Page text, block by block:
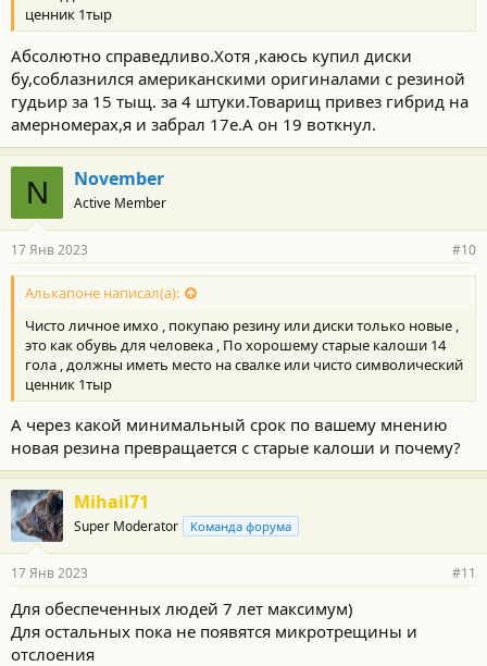
ценник 1тыр
Абсолютно справедливо.Хотя ,каюсь купил диски
бу,соблазнился американскими оригиналами с резиной
гудьир за 15 тыщ. за 4 штуки.Товарищ привез гибрид на
амерномерах,я и забрал 17е.А он 19 воткнул.
N November
Active Member
17 Янв 2023 #10
Алькапоне написал(а):
Чисто личное имхо , покупаю резину или диски только новые ,
это как обувь для человека , По хорошему старые калоши 14
гола , должны иметь место на свалке или чисто символический
ценник 1тыр
А через какой минимальный срок по вашему мнению
новая резина превращается с старые калоши и почему?
Mihail71
Super Moderator Команда форума
17 Янв 2023 #11
Для обеспеченных людей 7 лет максимум)
Для остальных пока не появятся микротрещины и
отслоения